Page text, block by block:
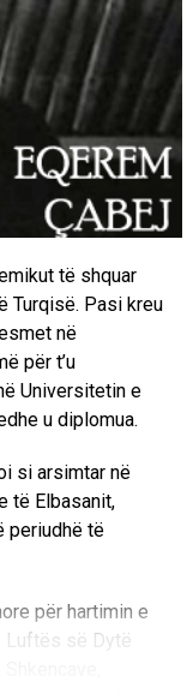
të shquar
Turqisë. Pasi kreu
në
për t’u
Universitetin e
u diplomua.
si arsimtar në
të Elbasanit,
periudhë të
për hartimin e
Luftës së Dytë